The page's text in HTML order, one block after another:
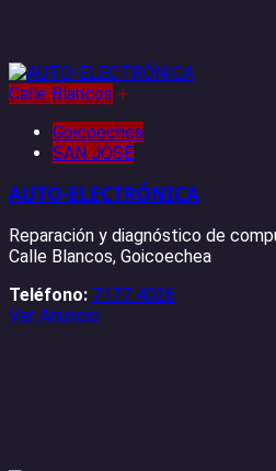
Calle Blancos +
Goicoechea
SAN JOSÉ
AUTO-ELECTRÓNICA
Reparación y diagnóstico de
Calle Blancos, Goicoechea
Teléfono: 7177 4026
Ver Anuncio